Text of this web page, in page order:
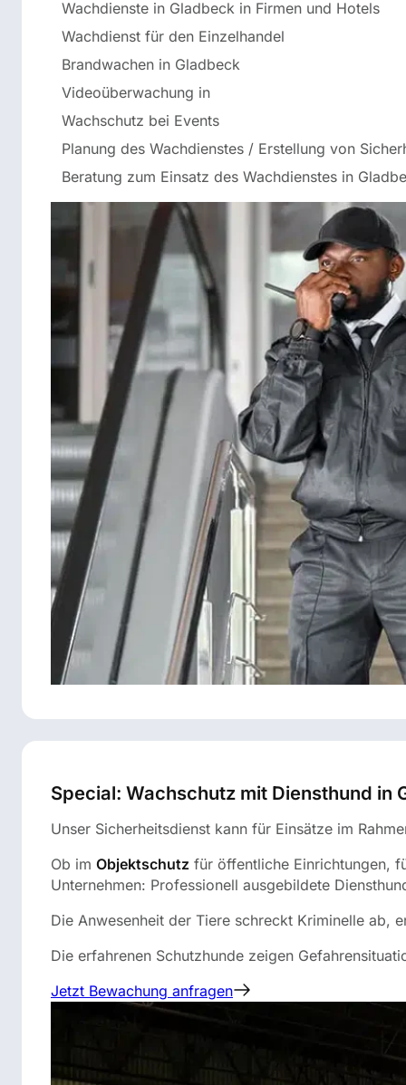
Wachdienste in Gladbeck in Firmen und Hotels
Wachdienst für den Einzelhandel
Brandwachen in Gladbeck
Videoüberwachung in
Wachschutz bei Events
Planung des Wachdienstes / Erstellung von
Beratung zum Einsatz des Wachdienstes in
Special: Wachschutz mit Diensthund in
Unser Sicherheitsdienst kann für Einsätze im
Ob im Objektschutz für öffentliche Einrichtungen,
Unternehmen: Professionell ausgebildete
Die Anwesenheit der Tiere schreckt Kriminelle ab,
Die erfahrenen Schutzhunde zeigen
Jetzt Bewachung anfragen